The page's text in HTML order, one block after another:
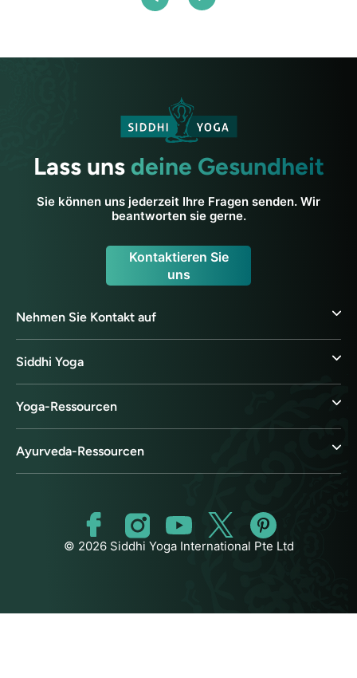
Lass uns deine Gesundheit
Sie können uns jederzeit Ihre Fragen senden. Wir
beantworten sie gerne.
Kontaktieren Sie
uns
Nehmen Sie Kontakt auf
Siddhi Yoga
Yoga-Ressourcen
Ayurveda-Ressourcen
© 2026 Siddhi Yoga International Pte Ltd